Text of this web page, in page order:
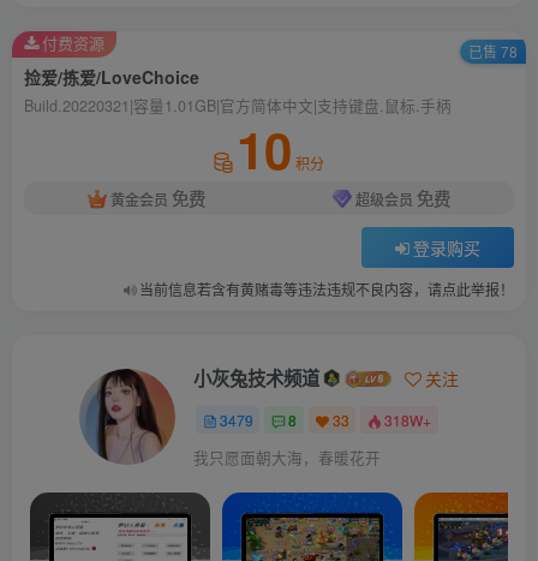
捡爱/拣爱/LoveChoice
Build.20220321|容量1.01GB|官方简体中文|支持键盘.鼠标.手柄
10 积分
黄金会员 免费 超级会员 免费
登录购买
当前信息若含有黄赌毒等违法违规不良内容，请点此举报！
付费资源 已售 78
小灰兔技术频道 关注
3479 8 33 318W+
我只愿面朝大海，春暖花开